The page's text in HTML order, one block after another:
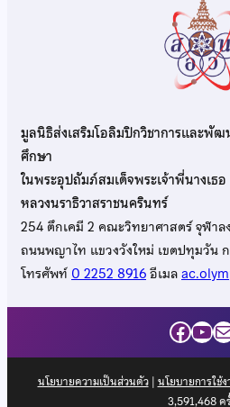
มูลนิธิส่งเสริมโอลิมปิกวิชาการและพั
ศึกษา
ในพระอุปถัมภ์สมเด็จพระเจ้าพี่นางเธ
หลวงนราธิวาสราชนครินทร์
254 ตึกเคมี 2 คณะวิทยาศาสตร์ จุฬา
ถนนพญาไท แขวงวังใหม่ เขตปทุมวัน
โทรศัพท์0 2252 8916อีเมล
นโยบายความเป็นส่วนตัว| นโยบายการใช้
3,591,468ค